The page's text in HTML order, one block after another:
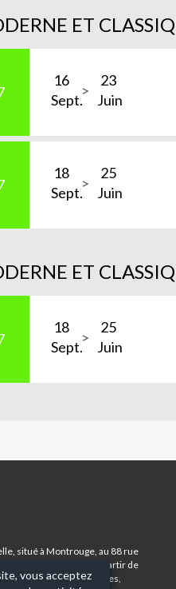
ET
16
Sept.
23
Juin
18
Sept.
25
Juin
ET
18
Sept.
25
Juin
situé à Montrouge, au 88 rue
tous les publics à partir de
d’activités corporelles,
vous acceptez